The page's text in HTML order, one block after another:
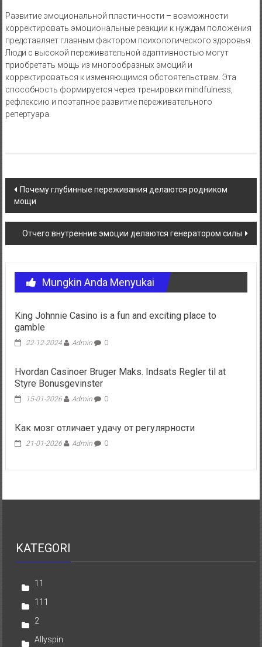
Развитие эмоциональной пластичности – возможности
корректировать эмоциональные реакции к нуждам положения
представляет главным фактором психологического здоровья.
Люди с высокой переживательной адаптивностью могут
приобретать мощь из многообразных эмоций и
корректироваться к изменяющимся обстоятельствам. Эта
способность формируется через тренировки mindfulness,
рефлексию и поэтапное развитие переживательного
репертуара.
Navigasi
pos
Почему глубинные переживания делаются родником
мощи
Отчего внутренние эмоции делаются генератором силы
Mungkin Anda Menyukai
King Johnnie Casino is a fun and exciting place to
gamble
22-12-2024 Admin 0
Hvordan Casinoer Bruger Maks. Indsats Regler til at
Styre Bonusgevinster
15-01-2026 Admin 0
Как мозг отличает удачу от регулярности
21-01-2026 Admin 0
KATEGORI
11
111
2
Allyspin